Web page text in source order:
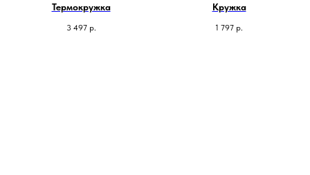
Термокружка
3 497 р.
Кружка
1 797 р.